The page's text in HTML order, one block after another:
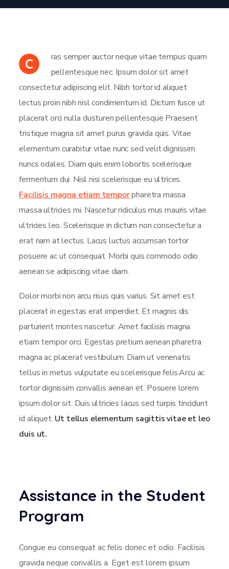
C
ras semper auctor neque vitae tempus quam
pellentesque nec. Ipsum dolor sit amet
consectetur adipiscing elit. Nibh tortor id aliquet
lectus proin nibh nisl condimentum id. Dictum fusce ut
placerat orci nulla dusturen pellentesque Praesent
tristique magna sit amet purus gravida quis. Vitae
elementum curabitur vitae nunc sed velit dignissim
nuncs odales. Diam quis enim lobortis scelerisque
fermentum dui. Nisl nisi scelerisque eu ultrices.
Facilisis magna etiam temporpharetra massa
massa ultricies mi. Nascetur ridiculus mus mauris vitae
ultricies leo. Scelerisque in dictum non consectetur a
erat nam at lectus. Lacus luctus accumsan tortor
posuere ac ut consequat. Morbi quis commodo odio
aenean se adipiscing vitae diam.
Dolor morbi non arcu risus quis varius. Sit amet est
placerat in egestas erat imperdiet. Et magnis dis
parturient montes nascetur. Amet facilisis magna
etiam tempor orci. Egestas pretium aenean pharetra
magna ac placerat vestibulum. Diam ut venenatis
tellus in metus vulputate eu scelerisque felis.Arcu ac
tortor dignissim convallis aenean et. Posuere lorem
ipsum dolor sit. Duis ultricies lacus sed turpis tincidunt
id aliquet. Ut tellus elementum sagittis vitae et leo
duis ut.
Assistance in the Student
Program
Congue eu consequat ac felis donec et odio. Facilisis
gravida neque convallis a. Eget est lorem ipsum